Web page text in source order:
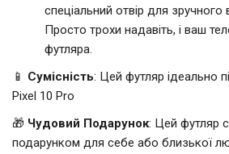
спеціальний отвір для
Просто трохи надавіть, і ваш
футляра.
📱 Сумісність: Цей футляр ідеально
Pixel 10 Pro
🎁 Чудовий Подарунок: Цей футляр
подарунком для себе або близької